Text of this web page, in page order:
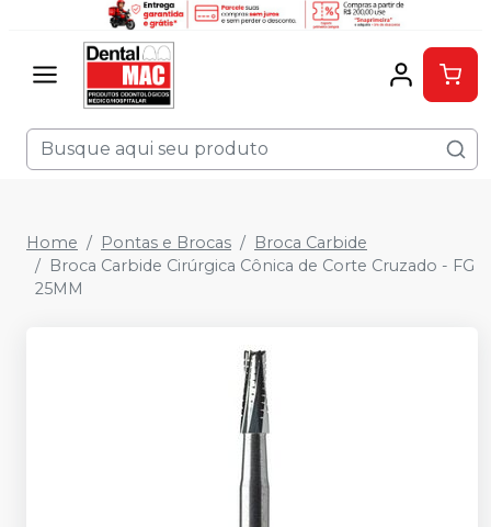
Home Pontas e Brocas
Broca Carbide
Broca Carbide Cirúrgica Cônica de Corte Cruzado - FG
25MM